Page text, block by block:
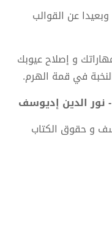
عن القوالب
و إصلاح عيوبك
في قمة الهرم.
و حقوق الكتاب